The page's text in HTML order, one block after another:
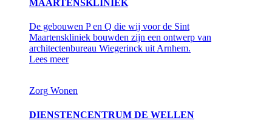
MAARTENSKLINIEK
De gebouwen P en Q die wij voor de Sint
Maartenskliniek bouwden zijn een ontwerp van
architectenbureau Wiegerinck uit Arnhem.
Lees meer
Zorg Wonen
DIENSTENCENTRUM DE WELLEN